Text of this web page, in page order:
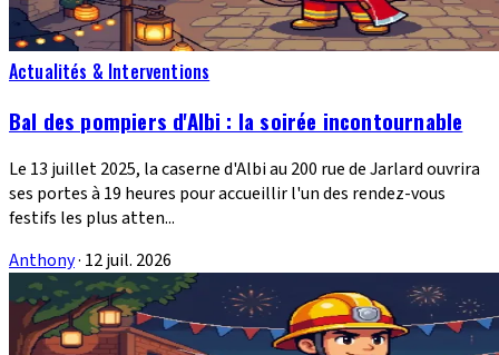
Actualités & Interventions
Bal des pompiers d'Albi : la soirée incontournable
Le 13 juillet 2025, la caserne d'Albi au 200 rue de Jarlard ouvrira
ses portes à 19 heures pour accueillir l'un des rendez-vous
festifs les plus atten...
Anthony· 12 juil. 2026